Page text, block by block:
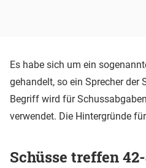
Es habe sich um ein
gehandelt, so ein Sprecher
Begriff wird für
verwendet. Die Hintergründe
Schüsse treffen